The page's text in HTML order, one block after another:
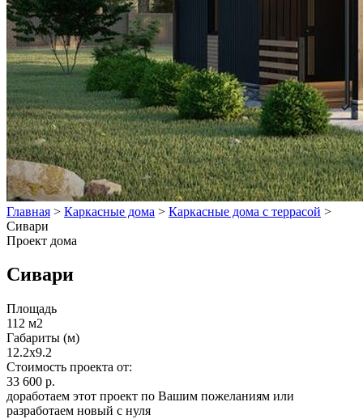
Главная > Каркасные дома > Каркасные дома с террасой >
Сивари
Проект дома
Сивари
Площадь
112 м2
Габариты (м)
12.2х9.2
Стоимость проекта от:
33 600 р.
доработаем этот проект по Вашим пожеланиям или
разработаем новый с нуля